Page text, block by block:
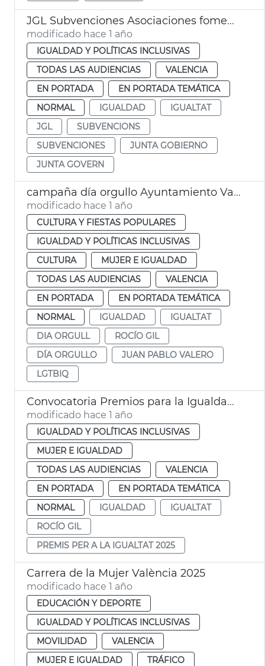
JGL Subvenciones Asociaciones fomento igualdad
modificado hace 1 año
IGUALDAD Y POLÍTICAS INCLUSIVAS
TODAS LAS AUDIENCIAS
VALENCIA
EN PORTADA
EN PORTADA TEMÁTICA
NORMAL
IGUALDAD
IGUALTAT
JGL
SUBVENCIONS
SUBVENCIONES
JUNTA GOBIERNO
JUNTA GOVERN
campaña día orgullo Ayuntamiento València
modificado hace 1 año
CULTURA Y FIESTAS POPULARES
IGUALDAD Y POLÍTICAS INCLUSIVAS
CULTURA
MUJER E IGUALDAD
TODAS LAS AUDIENCIAS
VALENCIA
EN PORTADA
EN PORTADA TEMÁTICA
NORMAL
IGUALDAD
IGUALTAT
DIA ORGULL
ROCÍO GIL
DÍA ORGULLO
JUAN PABLO VALERO
LGTBIQ
Convocatoria Premios para la Igualdad Ayuntamiento València 2025
modificado hace 1 año
IGUALDAD Y POLÍTICAS INCLUSIVAS
MUJER E IGUALDAD
TODAS LAS AUDIENCIAS
VALENCIA
EN PORTADA
EN PORTADA TEMÁTICA
NORMAL
IGUALDAD
IGUALTAT
ROCÍO GIL
PREMIS PER A LA IGUALTAT 2025
Carrera de la Mujer València 2025
modificado hace 1 año
EDUCACIÓN Y DEPORTE
IGUALDAD Y POLÍTICAS INCLUSIVAS
MOVILIDAD
VALENCIA
MUJER E IGUALDAD
TRÁFICO